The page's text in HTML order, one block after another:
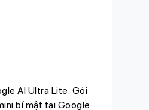
AI Ultra Lite: Gói
bí mật tại Google